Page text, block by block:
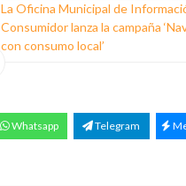
La Oficina Municipal de
Consumidor lanza la campaña
con consumo local’
Whatsapp Telegram